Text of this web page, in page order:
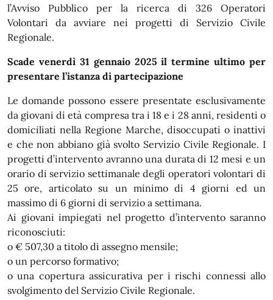
l’Avviso Pubblico per la ricerca di 326 Operatori
Volontari da avviare nei progetti di Servizio Civile
Regionale.
Scade venerdì 31 gennaio 2025 il termine ultimo per
presentare l’istanza di partecipazione
Le domande possono essere presentate esclusivamente
da giovani di età compresa tra i 18 e i 28 anni, residenti o
domiciliati nella Regione Marche, disoccupati o inattivi
e che non abbiano già svolto Servizio Civile Regionale. I
progetti d’intervento avranno una durata di 12 mesi e un
orario di servizio settimanale degli operatori volontari di
25 ore, articolato su un minimo di 4 giorni ed un
massimo di 6 giorni di servizio a settimana.
Ai giovani impiegati nel progetto d’intervento saranno
riconosciuti:
o € 507,30 a titolo di assegno mensile;
o un percorso formativo;
o una copertura assicurativa per i rischi connessi allo
svolgimento del Servizio Civile Regionale.